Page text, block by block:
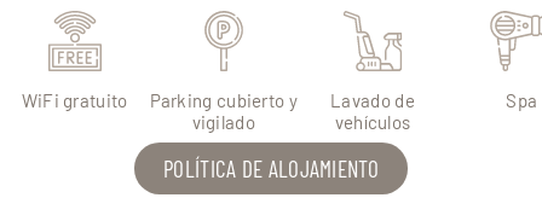
WiFi gratuito
Parking cubierto y
vigilado
Lavado de
vehículos
Spa
POLÍTICA DE ALOJAMIENTO